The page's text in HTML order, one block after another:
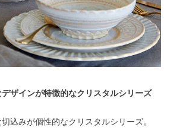
ザインが特徴的なクリスタルシリーズ
込みが個性的なクリスタルシリーズ。